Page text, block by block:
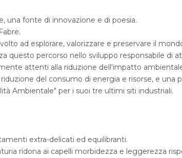
una fonte di innovazione e di poesia.
ad esplorare, valorizzare e preservare il
questo percorso nello sviluppo responsabile di
attenti alla riduzione dell'impatto
del consumo di energia e risorse, e
Ambientale" per i suoi tre ultimi siti industriali.
extra-delicati ed equilibranti.
ridona ai capelli morbidezza e leggerezza